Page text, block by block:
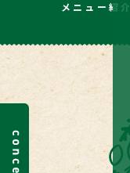
メニュー紹介